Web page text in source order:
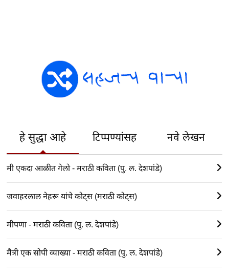
हे सुद्धा आहे टिप्पण्यांसह नवे लेखन
मी एकदा आळीत गेलो - मराठी कविता (पु. ल. देशपांडे)
जवाहरलाल नेहरू यांचे कोट्स (मराठी कोट्स)
मीपणा - मराठी कविता (पु. ल. देशपांडे)
मैत्री एक सोपी व्याख्या - मराठी कविता (पु. ल. देशपांडे)